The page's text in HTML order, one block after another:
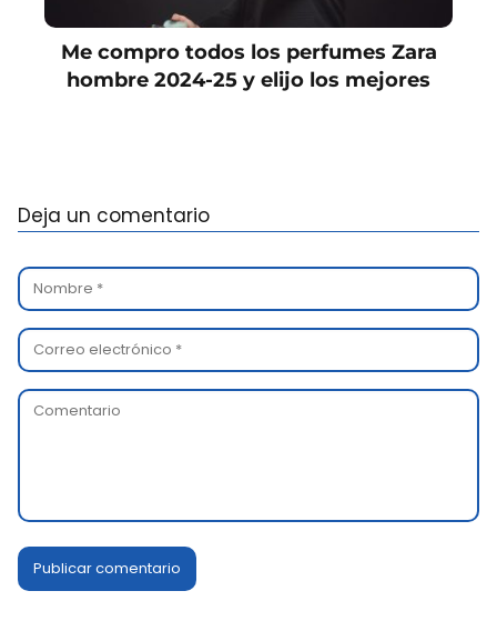
Me compro todos los perfumes Zara
hombre 2024-25 y elijo los mejores
Deja un comentario